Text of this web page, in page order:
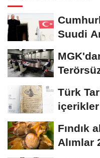
Suudi
Türk
Fındık
Alımlar